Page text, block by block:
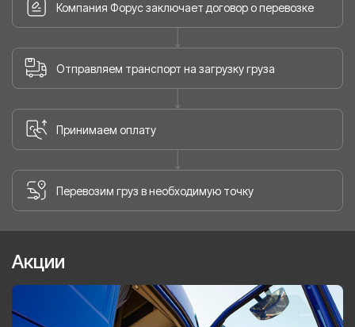
Компания Форус заключает договор о перевозке
Отправляем транспорт на загрузку груза
Принимаем оплату
Перевозим груз в необходимую точку
Акции